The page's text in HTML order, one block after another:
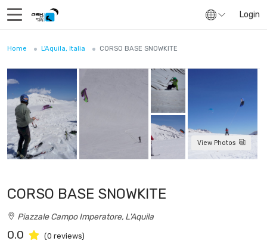
Login
Home L'Aquila, Italia CORSO BASE SNOWKITE
View Photos
CORSO BASE SNOWKITE
Piazzale Campo Imperatore, L'Aquila
0.0 (0 reviews)